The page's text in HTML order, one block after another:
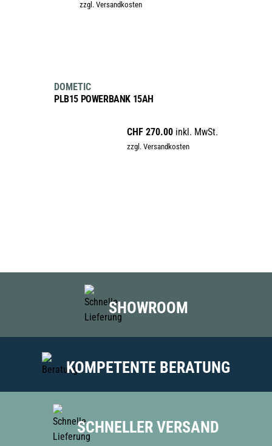
war:
zzgl. Versandkosten
PLB15 POWERBANK 15AH
CHF 270.00 inkl. MwSt.
zzgl. Versandkosten
DOMETIC
SHOWROOM
KOMPETENTE BERATUNG
SCHNELLER VERSAND